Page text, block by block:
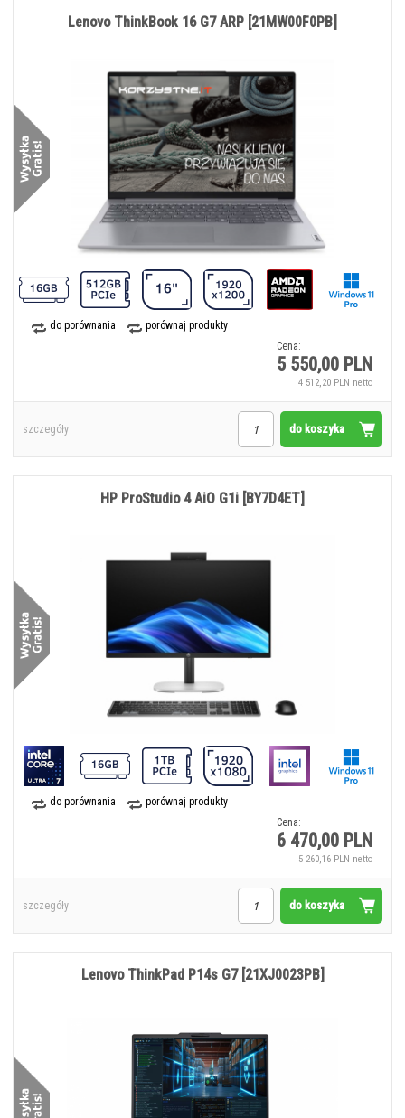
do porównania
porównaj produkty
Cena:
5 550,00 PLN
4 512,20 PLN netto
Lenovo ThinkBook 16 G7 ARP [21MW00F0PB]
do koszyka
szczegóły
do porównania
porównaj produkty
Cena:
6 470,00 PLN
5 260,16 PLN netto
HP ProStudio 4 AiO G1i [BY7D4ET]
do koszyka
szczegóły
Lenovo ThinkPad P14s G7 [21XJ0023PB]